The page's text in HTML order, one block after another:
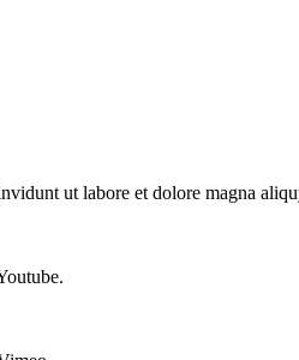
ut labore et dolore magna